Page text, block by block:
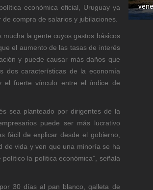
económica oficial, Uruguay ya
compra de salarios y jubilaciones.
la gente cuyos gastos básicos
el aumento de las tasas de interés
y puede causar más daños que
dos características de la economía
el fuerte vínculo entre el índice de
sea planteado por dirigentes de la
puede ser más lucrativo
fácil de explicar desde el gobierno,
de vida y ven que una minoría se ha
la política económica”, señala
30 días al pan blanco, galleta de